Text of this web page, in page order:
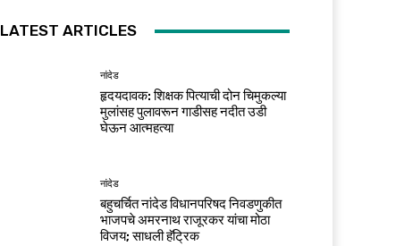
LATEST ARTICLES
नांदेड
हृदयदावक: शिक्षक पित्याची दोन चिमुकल्या
मुलांसह पुलावरून गाडीसह नदीत उडी
घेऊन आत्महत्या
नांदेड
बहुचर्चित नांदेड विधानपरिषद निवडणुकीत
भाजपचे अमरनाथ राजूरकर यांचा मोठा
विजय; साधली हॅट्रिक